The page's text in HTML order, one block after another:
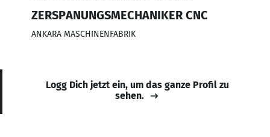
ZERSPANUNGSMECHANIKER CNC
ANKARA MASCHINENFABRIK
Logg Dich jetzt ein, um das ganze Profil zu
sehen.